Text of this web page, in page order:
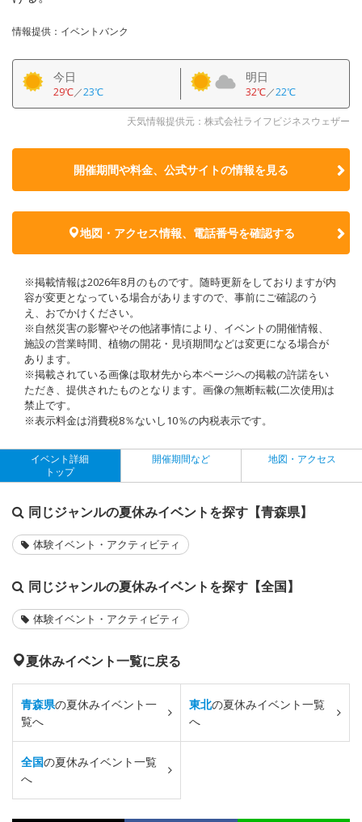
情報提供：イベントバンク
今日
29℃／23℃
明日
32℃／22℃
天気情報提供元：株式会社ライフビジネスウェザー
開催期間や料金、公式サイトの情報を見る
地図・アクセス情報、電話番号を確認する
※掲載情報は2026年8月のものです。随時更新をしておりますが内
容が変更となっている場合がありますので、事前にご確認のう
え、おでかけください。
※自然災害の影響やその他諸事情により、イベントの開催情報、
施設の営業時間、植物の開花・見頃期間などは変更になる場合が
あります。
※掲載されている画像は取材先から本ページへの掲載の許諾をい
ただき、提供されたものとなります。画像の無断転載(二次使用)は
禁止です。
※表示料金は消費税8％ないし10％の内税表示です。
イベント詳細
トップ
開催期間など 地図・アクセス
同じジャンルの夏休みイベントを探す【青森県】
体験イベント・アクティビティ
同じジャンルの夏休みイベントを探す【全国】
体験イベント・アクティビティ
夏休みイベント一覧に戻る
青森県の夏休みイベント一
覧へ
東北の夏休みイベント一覧
へ
全国の夏休みイベント一覧
へ